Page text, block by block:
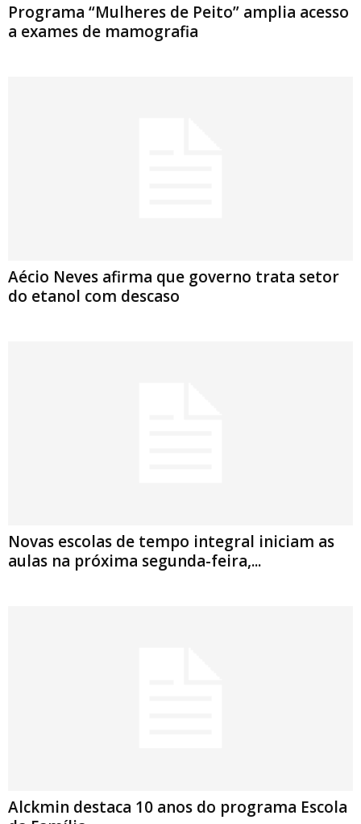
Programa “Mulheres de Peito” amplia acesso
a exames de mamografia
Aécio Neves afirma que governo trata setor
do etanol com descaso
Novas escolas de tempo integral iniciam as
aulas na próxima segunda-feira,...
Alckmin destaca 10 anos do programa Escola